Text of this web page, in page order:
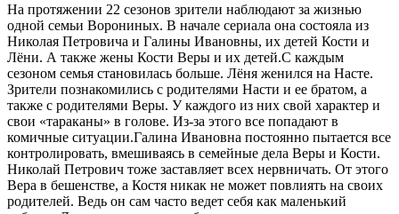
На протяжении 22 сезонов зрители наблюдают за жизнью
одной семьи Ворониных. В начале сериала она состояла из
Николая Петровича и Галины Ивановны, их детей Кости и
Лёни. А также жены Кости Веры и их детей.С каждым
сезоном семья становилась больше. Лёня женился на Насте.
Зрители познакомились с родителями Насти и ее братом, а
также с родителями Веры. У каждого из них свой характер и
свои «тараканы» в голове. Из-за этого все попадают в
комичные ситуации.Галина Ивановна постоянно пытается все
контролировать, вмешиваясь в семейные дела Веры и Кости.
Николай Петрович тоже заставляет всех нервничать. От этого
Вера в бешенстве, а Костя никак не может повлиять на своих
родителей. Ведь он сам часто ведет себя как маленький